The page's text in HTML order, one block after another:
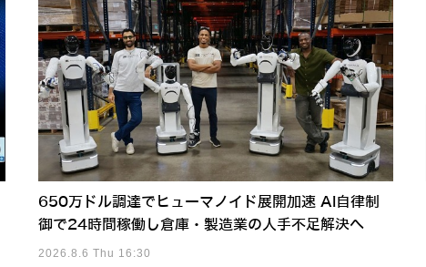
650万ドル調達でヒューマノイド展開加速 AI自律制
御で24時間稼働し倉庫・製造業の人手不足解決へ
2026.8.6 Thu 16:30